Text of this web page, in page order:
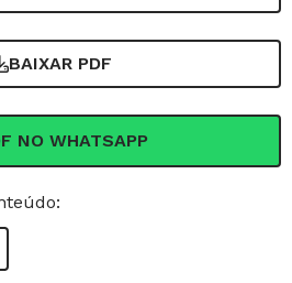
BAIXAR PDF
NO WHATSAPP